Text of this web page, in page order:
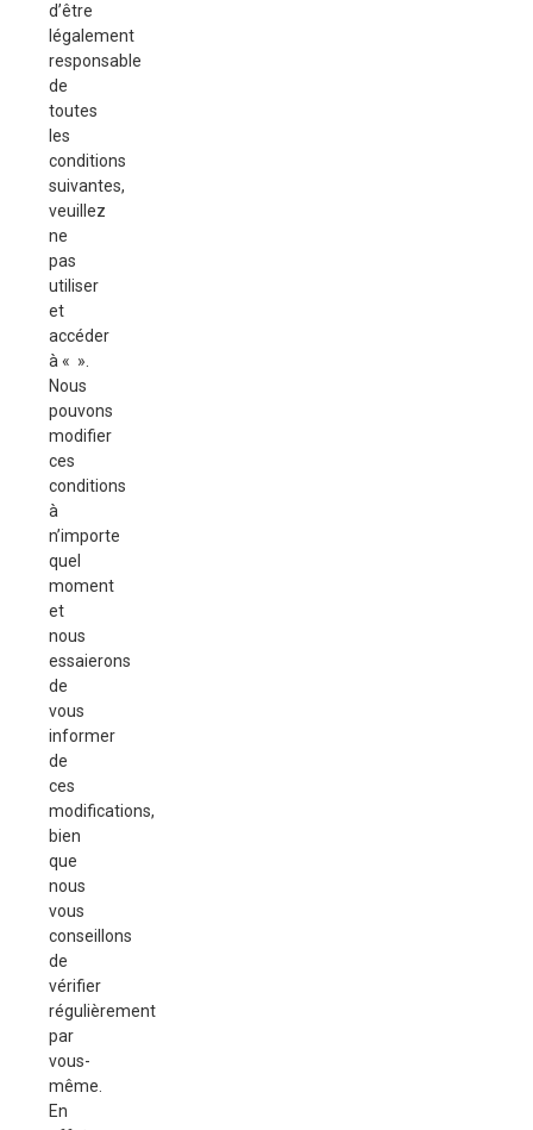
d’être
légalement
responsable
de
toutes
les
conditions
suivantes,
veuillez
ne
pas
utiliser
et
accéder
à « ».
Nous
pouvons
modifier
ces
conditions
à
n’importe
quel
moment
et
nous
essaierons
de
vous
informer
de
ces
modifications,
bien
que
nous
vous
conseillons
de
vérifier
régulièrement
par
vous-
même.
En